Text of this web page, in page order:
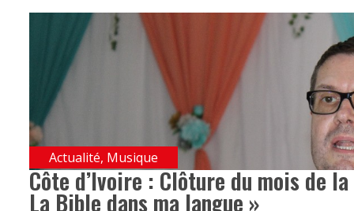
Actualité, Musique
Côte d’Ivoire : Clôture du mois de
La Bible dans ma langue »